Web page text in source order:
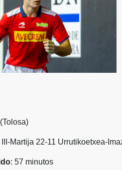
Martija 22-11 Urrutikoetxea-
: 57 minutos